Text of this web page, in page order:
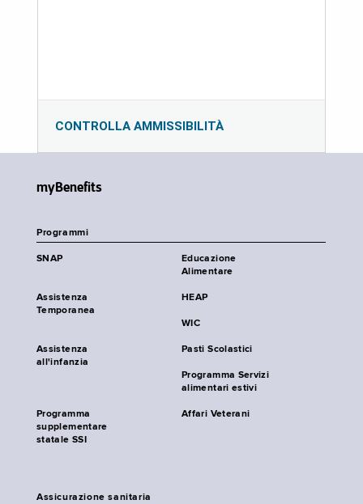
CONTROLLA AMMISSIBILITÀ
myBenefits
Programmi
SNAP
Educazione
Alimentare
Assistenza
Temporanea
HEAP
WIC
Assistenza
all'infanzia
Pasti Scolastici
Programma Servizi
alimentari estivi
Programma
supplementare
statale SSI
Affari Veterani
Assicurazione sanitaria